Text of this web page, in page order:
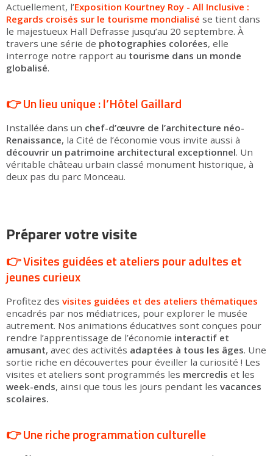
Actuellement, l’Exposition Kourtney Roy - All Inclusive :
Regards croisés sur le tourisme mondialisé se tient dans
le majestueux Hall Defrasse jusqu’au 20 septembre. À
travers une série de photographies colorées, elle
interroge notre rapport au tourisme dans un monde
globalisé.
👉 Un lieu unique : l’Hôtel Gaillard
Installée dans un chef-d’œuvre de l’architecture néo-
Renaissance, la Cité de l’économie vous invite aussi à
découvrir un patrimoine architectural exceptionnel. Un
véritable château urbain classé monument historique, à
deux pas du parc Monceau.
Préparer votre visite
👉 Visites guidées et ateliers pour adultes et
jeunes curieux
Profitez des visites guidées et des ateliers thématiques
encadrés par nos médiatrices, pour explorer le musée
autrement. Nos animations éducatives sont conçues pour
rendre l’apprentissage de l’économie interactif et
amusant, avec des activités adaptées à tous les âges. Une
sortie riche en découvertes pour éveiller la curiosité ! Les
visites et ateliers sont programmés les mercredis et les
week-ends, ainsi que tous les jours pendant les vacances
scolaires.
👉 Une riche programmation culturelle